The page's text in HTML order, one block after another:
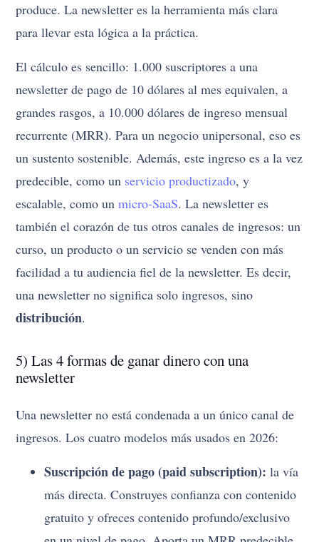
produce. La newsletter es la herramienta más clara
para llevar esta lógica a la práctica.
El cálculo es sencillo: 1.000 suscriptores a una
newsletter de pago de 10 dólares al mes equivalen, a
grandes rasgos, a 10.000 dólares de ingreso mensual
recurrente (MRR). Para un negocio unipersonal, eso es
un sustento sostenible. Además, este ingreso es a la vez
predecible, como un servicio productizado, y
escalable, como unmicro-SaaS. La newsletter es
también el corazón de tus otros canales de ingresos: un
curso, un producto o un servicio se venden con más
facilidad a tu audiencia fiel de la newsletter. Es decir,
una newsletter no significa solo ingresos, sino
distribución.
5) Las 4 formas de ganar dinero con una
newsletter
Una newsletter no está condenada a un único canal de
ingresos. Los cuatro modelos más usados en 2026:
Suscripción de pago (paid subscription): la vía
más directa. Construyes confianza con contenido
gratuito y ofreces contenido profundo/exclusivo